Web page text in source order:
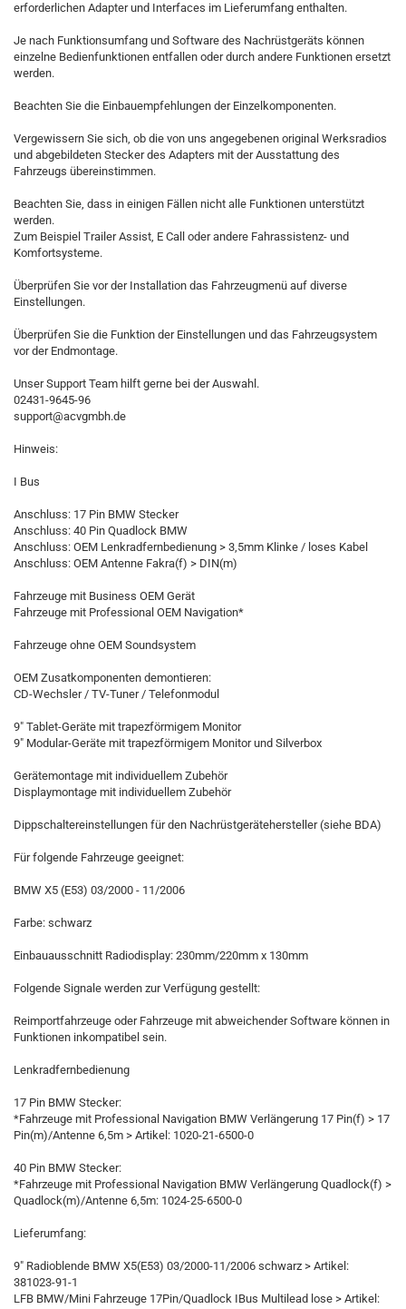
erforderlichen Adapter und Interfaces im Lieferumfang enthalten.
Je nach Funktionsumfang und Software des Nachrüstgeräts können
einzelne Bedienfunktionen entfallen oder durch andere Funktionen ersetzt
werden.
Beachten Sie die Einbauempfehlungen der Einzelkomponenten.
Vergewissern Sie sich, ob die von uns angegebenen original Werksradios
und abgebildeten Stecker des Adapters mit der Ausstattung des
Fahrzeugs übereinstimmen.
Beachten Sie, dass in einigen Fällen nicht alle Funktionen unterstützt
werden.
Zum Beispiel Trailer Assist, E Call oder andere Fahrassistenz- und
Komfortsysteme.
Überprüfen Sie vor der Installation das Fahrzeugmenü auf diverse
Einstellungen.
Überprüfen Sie die Funktion der Einstellungen und das Fahrzeugsystem
vor der Endmontage.
Unser Support Team hilft gerne bei der Auswahl.
02431-9645-96
support@acvgmbh.de
Hinweis:
I Bus
Anschluss: 17 Pin BMW Stecker
Anschluss: 40 Pin Quadlock BMW
Anschluss: OEM Lenkradfernbedienung > 3,5mm Klinke / loses Kabel
Anschluss: OEM Antenne Fakra(f) > DIN(m)
Fahrzeuge mit Business OEM Gerät
Fahrzeuge mit Professional OEM Navigation*
Fahrzeuge ohne OEM Soundsystem
OEM Zusatkomponenten demontieren:
CD-Wechsler / TV-Tuner / Telefonmodul
9" Tablet-Geräte mit trapezförmigem Monitor
9" Modular-Geräte mit trapezförmigem Monitor und Silverbox
Gerätemontage mit individuellem Zubehör
Displaymontage mit individuellem Zubehör
Dippschaltereinstellungen für den Nachrüstgerätehersteller (siehe BDA)
Für folgende Fahrzeuge geeignet:
BMW X5 (E53) 03/2000 - 11/2006
Farbe: schwarz
Einbauausschnitt Radiodisplay: 230mm/220mm x 130mm
Folgende Signale werden zur Verfügung gestellt:
Reimportfahrzeuge oder Fahrzeuge mit abweichender Software können in
Funktionen inkompatibel sein.
Lenkradfernbedienung
17 Pin BMW Stecker:
*Fahrzeuge mit Professional Navigation BMW Verlängerung 17 Pin(f) > 17
Pin(m)/Antenne 6,5m > Artikel: 1020-21-6500-0
40 Pin BMW Stecker:
*Fahrzeuge mit Professional Navigation BMW Verlängerung Quadlock(f) >
Quadlock(m)/Antenne 6,5m: 1024-25-6500-0
Lieferumfang:
9" Radioblende BMW X5(E53) 03/2000-11/2006 schwarz > Artikel:
381023-91-1
LFB BMW/Mini Fahrzeuge 17Pin/Quadlock IBus Multilead lose > Artikel: